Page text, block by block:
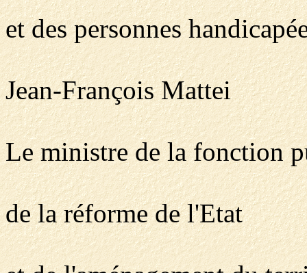
et des personnes
Jean-François Mattei
Le ministre de la fonction
de la réforme de l'Etat